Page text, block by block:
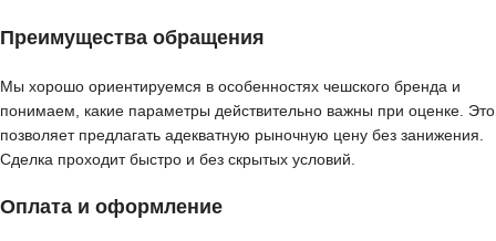
Преимущества обращения
Мы хорошо ориентируемся в особенностях чешского бренда и
понимаем, какие параметры действительно важны при оценке. Это
позволяет предлагать адекватную рыночную цену без занижения.
Сделка проходит быстро и без скрытых условий.
Оплата и оформление